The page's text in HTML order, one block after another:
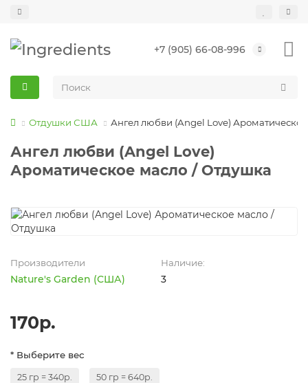
+7 (905) 66-08-996
Отдушки США Ангел любви (Angel Love)
Ангел любви (Angel Love)
Ароматическое масло / Отдушка
Производители
Nature's Garden (США)
Наличие:
3
170р.
* Выберите вес
25 гр = 340р. 50 гр = 640р.